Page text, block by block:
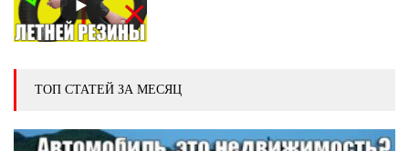
ТОП СТАТЕЙ ЗА МЕСЯЦ